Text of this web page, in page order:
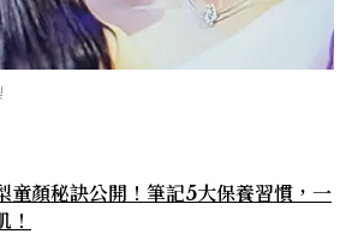
童顏秘訣公開！筆記5大保養習慣，一
！